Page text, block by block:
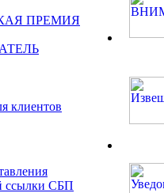
ПРЕМИЯ
клиентов
ссылки СБП